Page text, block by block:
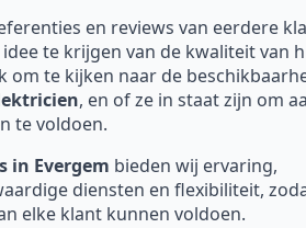
en reviews van eerdere
te krijgen van de kwaliteit van
om te kijken naar de
, en of ze in staat zijn om
te voldoen.
in Evergem bieden wij ervaring,
diensten en flexibiliteit,
elke klant kunnen voldoen.